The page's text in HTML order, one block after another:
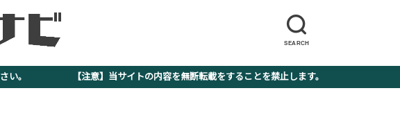
SEARCH
ださい。 【注意】当サイトの内容を無断転載をすることを禁止します。